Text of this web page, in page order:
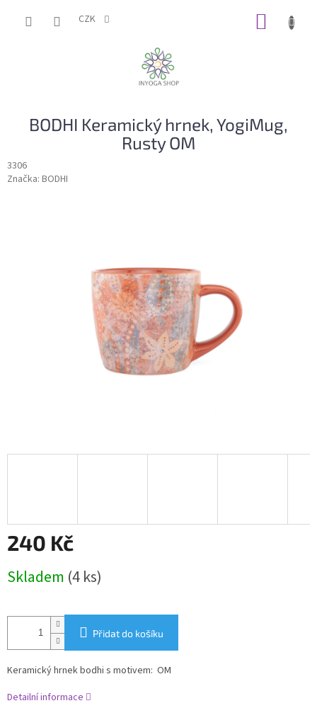
CZK
BODHI Keramický hrnek, YogiMug,
Rusty OM
3306
Značka: BODHI
240 Kč
cena:
Skladem (4 ks)
Přidat do košíku
Keramický hrnek bodhi s motivem: OM
Detailní informace